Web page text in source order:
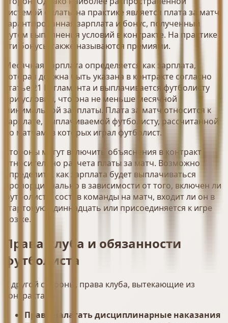
системой оплаты на практике является плата за матч,
гарантированная зарплата и бонус, полученный
путем выполнения условий в контракте. На практике
эти бонусы также называются премиями.
Месячная зарплата определяется как зарплата,
которая должна быть указана в контракте согласно
статье 21 Регламента и выплачивается футболисту
при условии, что она не меньше месячной
минимальной зарплаты. Плата за матч относится к
зарплате, выплачиваемой футболисту, рассчитанной
по матчам, в которых играл футболист.
Стороны могут включить объяснения в контракт
относительно расчета платы за матч. Возможно
определить, как зарплата будет выплачиваться
пропорционально в зависимости от того, включен ли
футболист в состав команды на матч, входит ли он в
стартовую одиннадцать или присоединяется к игре
позже.
Права клуба и обязанности
футболиста
С другой стороны, права клуба, вытекающие из
контракта:
Право налагать дисциплинарные наказания